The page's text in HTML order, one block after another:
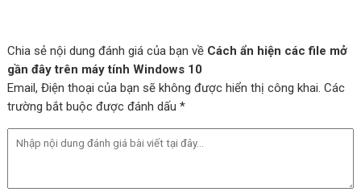
Chia sẻ nội dung đánh giá của bạn về Cách ẩn hiện các file mở
gần đây trên máy tính Windows 10
Email, Điện thoại của bạn sẽ không được hiển thị công khai. Các
trường bắt buộc được đánh dấu *